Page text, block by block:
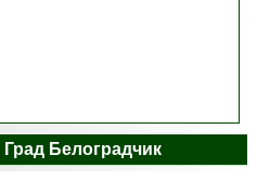
Белоградчик